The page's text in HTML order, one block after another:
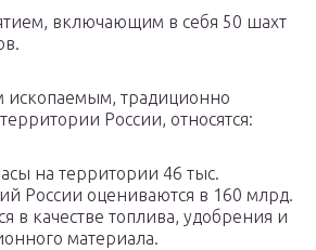
включающим в себя 50 шахт
ископаемым, традиционно
России, относятся:
на территории 46 тыс.
России оцениваются в 160 млрд.
в качестве топлива, удобрения и
материала.